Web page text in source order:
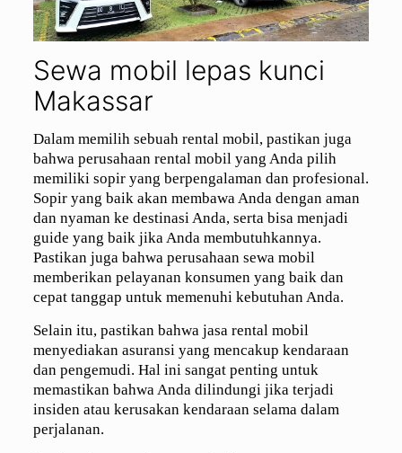
Sewa mobil lepas kunci
Makassar
Dalam memilih sebuah rental mobil, pastikan juga
bahwa perusahaan rental mobil yang Anda pilih
memiliki sopir yang berpengalaman dan profesional.
Sopir yang baik akan membawa Anda dengan aman
dan nyaman ke destinasi Anda, serta bisa menjadi
guide yang baik jika Anda membutuhkannya.
Pastikan juga bahwa perusahaan sewa mobil
memberikan pelayanan konsumen yang baik dan
cepat tanggap untuk memenuhi kebutuhan Anda.
Selain itu, pastikan bahwa jasa rental mobil
menyediakan asuransi yang mencakup kendaraan
dan pengemudi. Hal ini sangat penting untuk
memastikan bahwa Anda dilindungi jika terjadi
insiden atau kerusakan kendaraan selama dalam
perjalanan.